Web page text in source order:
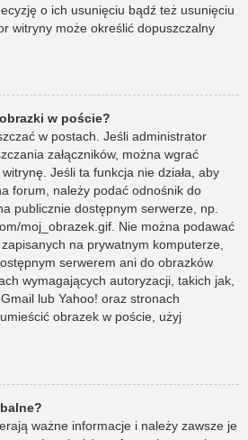
o ich usunięciu bądź też usunięciu
witryny może określić dopuszczalny
w poście?
w postach. Jeśli administrator
załączników, można wgrać
Jeśli ta funkcja nie działa, aby
forum, należy podać odnośnik do
publicznie dostępnym serwerze, np.
moj_obrazek.gif. Nie można podawać
na prywatnym komputerze,
serwerem ani do obrazków
wymagających autoryzacji, takich jak,
lub Yahoo! oraz stronach
obrazek w poście, użyj
ważne informacje i należy zawsze je